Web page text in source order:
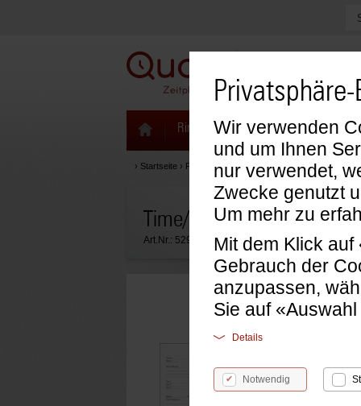
Wir verwenden
und um Ihnen
nur verwendet,
Zwecke genutzt
Um mehr zu
Mit dem Klick
Gebrauch der
anzupassen,
Sie auf
Details
Notwendig
Ringbücher & Zeitplaner
› Startseite› Formblätter & Einlagen› Time/system
Time/system A5
Art.Nr.: 52940